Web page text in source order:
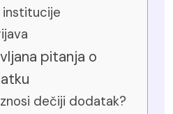
institucije
pitanja o
dečiji dodatak?